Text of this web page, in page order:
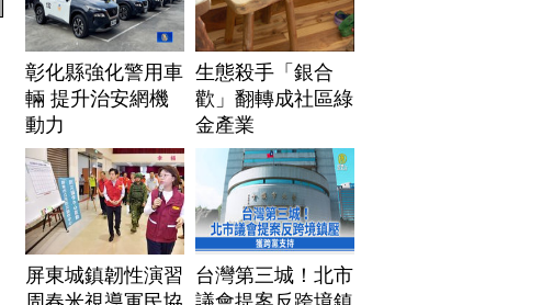
彰化縣強化警用車
輛 提升治安網機
動力
生態殺手「銀合
歡」翻轉成社區綠
金產業
屏東城鎮韌性演習
台灣第三城！北市